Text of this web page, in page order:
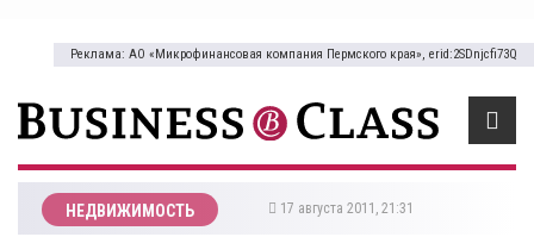
Реклама: АО «Микрофинансовая компания Пермского края», erid:2SDnjcfi73Q
НЕДВИЖИМОСТЬ 17 августа 2011, 21:31